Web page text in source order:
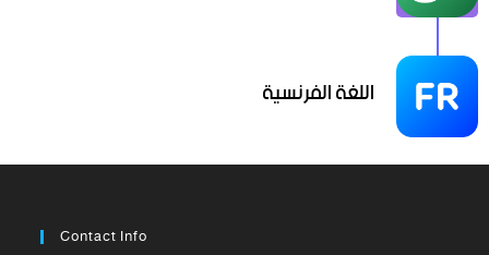
اللغة الفرنسية
Contact Info